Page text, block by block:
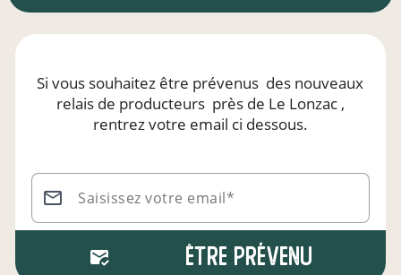
Si vous souhaitez être prévenus des nouveaux
relais de producteurs près de Le Lonzac,
rentrez votre email ci dessous.
Saisissez votre email*
Être prévenu